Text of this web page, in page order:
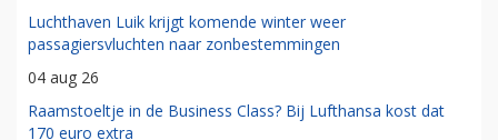
Luchthaven Luik krijgt komende winter weer
passagiersvluchten naar zonbestemmingen
04 aug 26
Raamstoeltje in de Business Class? Bij Lufthansa kost dat
170 euro extra